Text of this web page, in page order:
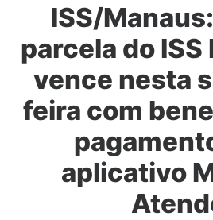
ISS/
parcela do
vence nesta
feira com
aplicativo